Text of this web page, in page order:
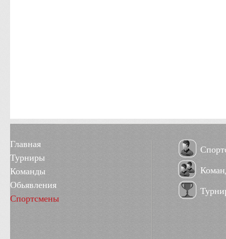
Главная
Турниры
Команды
Обьявления
Спортсмены